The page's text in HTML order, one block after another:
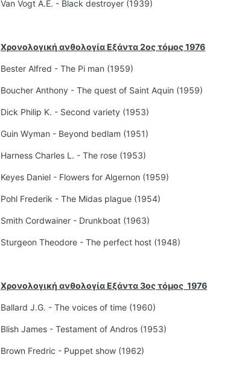
Van Vogt A.E. - Black destroyer (1939)
Χρονολογική ανθολογία Εξάντα 2ος τόμος 1976
Bester Alfred - The Pi man (1959)
Boucher Anthony - The quest of Saint Aquin (1959)
Dick Philip K. - Second variety (1953)
Guin Wyman - Beyond bedlam (1951)
Harness Charles L. - The rose (1953)
Keyes Daniel - Flowers for Algernon (1959)
Pohl Frederik - The Midas plague (1954)
Smith Cordwainer - Drunkboat (1963)
Sturgeon Theodore - The perfect host (1948)
Χρονολογική ανθολογία Εξάντα 3ος τόμος 1976
Ballard J.G. - The voices of time (1960)
Blish James - Testament of Andros (1953)
Brown Fredric - Puppet show (1962)